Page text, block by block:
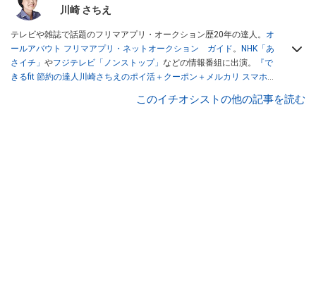
川崎 さちえ
テレビや雑誌で話題のフリマアプリ・オークション歴20年の達人。 オ
ールアバウト フリマアプリ・ネットオークション ガイド。
NHK「あ
さイチ」 やフジテレビ「ノンストップ」 などの情報番組に出演。
『で
きるfit 節約の達人川崎さちえのポイ活＋クーポン＋メルカリ スマホで
スマホ1つでスキマ時間に効率的に稼ぐ！』（翔泳社刊） ほか著書多
このイチオシストの他の記事を読む